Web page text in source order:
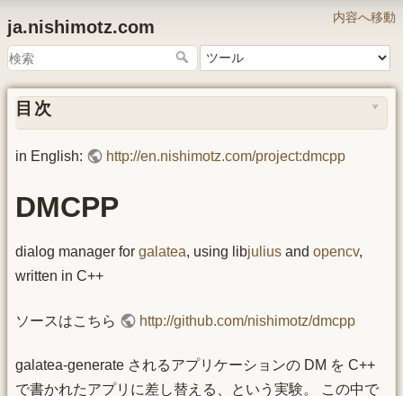
内容へ移動
ja.nishimotz.com
目次
in English: http://en.nishimotz.com/project:dmcpp
DMCPP
dialog manager for galatea, using libjulius and opencv,
written in C++
ソースはこちら http://github.com/nishimotz/dmcpp
galatea-generate されるアプリケーションの DM を C++
で書かれたアプリに差し替える、という実験。 この中で